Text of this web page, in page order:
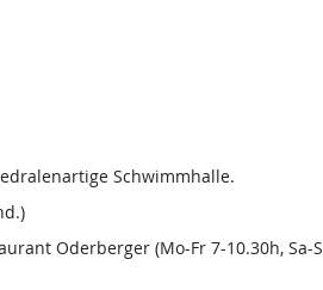
Schwimmhalle.
Oderberger (Mo-Fr 7-10.30h,